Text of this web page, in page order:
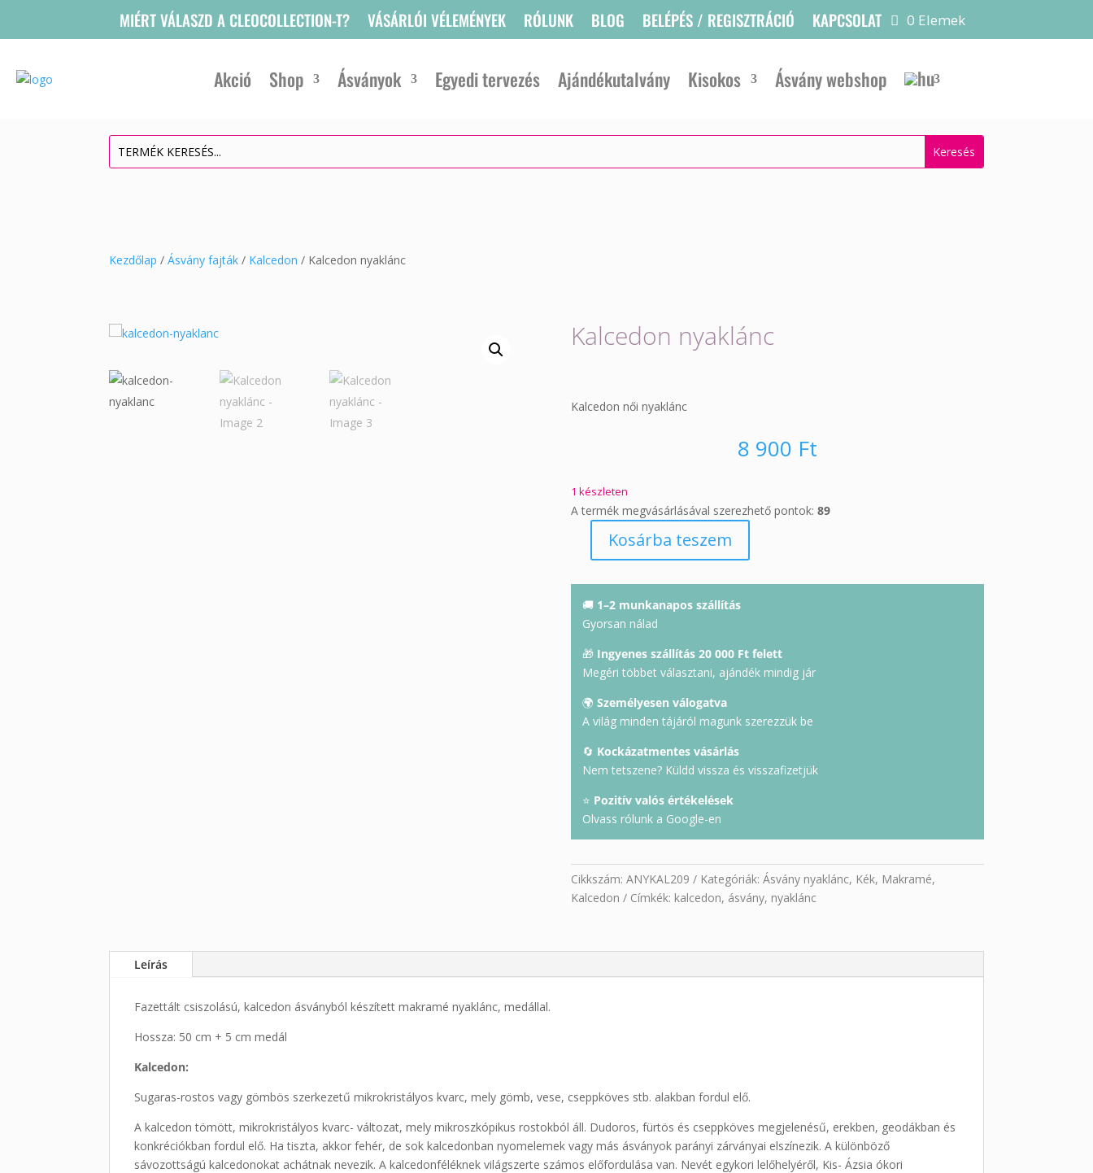
MIÉRT VÁLASZD A CLEOCOLLECTION-T? VÁSÁRLÓI VÉLEMÉNYEK RÓLUNK BLOG BELÉPÉS / REGISZTRÁCIÓ KAPCSOLAT 0 Elemek
Akció Shop Ásványok Egyedi tervezés Ajándékutalvány Kisokos Ásvány webshop
Kezdőlap /Ásvány fajták / Kalcedon / Kalcedon nyaklánc
Kalcedon nyaklánc
Kalcedon női nyaklánc
8 900 Ft
1 készleten
A termék megvásárlásával szerezhető pontok: 89
Kalcedon
mennyiség
Kosárba teszem
🚚 1–2 munkanapos szállítás
Gyorsan nálad
🎁 Ingyenes szállítás 20 000 Ft felett
Megéri többet választani, ajándék mindig jár
🌍 Személyesen válogatva
A világ minden tájáról magunk szerezzük be
🔄 Kockázatmentes vásárlás
Nem tetszene? Küldd vissza és visszafizetjük
⭐ Pozitív valós értékelések
Olvass rólunk a Google-en
Cikkszám: ANYKAL209 Kategóriák: Ásvány nyaklánc, Kék, Makramé,
Kalcedon
Címkék: kalcedon, ásvány, nyaklánc
Leírás
Fazettált csiszolású, kalcedon ásványból készített makramé nyaklánc, medállal.
Hossza: 50 cm + 5 cm medál
Kalcedon:
Sugaras-rostos vagy gömbös szerkezetű mikrokristályos kvarc, mely gömb, vese, cseppköves stb. alakban fordul elő.
A kalcedon tömött, mikrokristályos kvarc- változat, mely mikroszkópikus rostokból áll. Dudoros, fürtös és cseppköves megjelenésű, erekben, geodákban és
konkréciókban fordul elő. Ha tiszta, akkor fehér, de sok kalcedonban nyomelemek vagy más ásványok parányi zárványai elszínezik. A különböző
sávozottságú kalcedonokat achátnak nevezik. A kalcedonféléknek világszerte számos előfordulása van. Nevét egykori lelőhelyéről, Kis- Ázsia ókori